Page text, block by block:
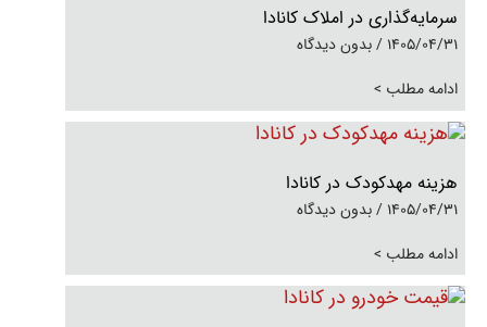
سرمایه‌گذاری در املاک کانادا
1405/04/31
بدون دیدگاه
ادامه مطلب >
هزینه مهدکودک در کانادا
1405/04/31
بدون دیدگاه
ادامه مطلب >